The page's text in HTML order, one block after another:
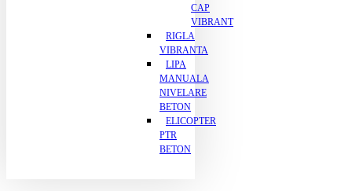
CAP
VIBRANT
RIGLA
VIBRANTA
LIPA
MANUALA
NIVELARE
BETON
ELICOPTER
PTR
BETON